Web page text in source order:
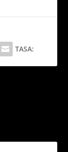
TASA: